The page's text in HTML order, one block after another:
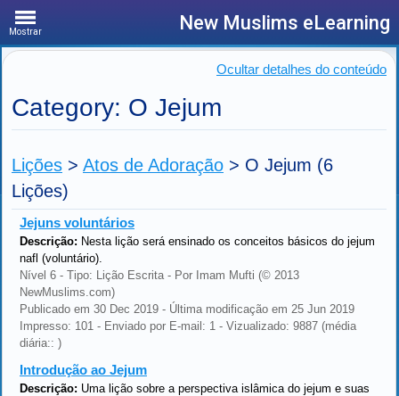
Mostrar New Muslims eLearning
Ocultar detalhes do conteúdo
Category: O Jejum
Lições > Atos de Adoração > O Jejum (6
Lições)
Jejuns voluntários
Descrição: Nesta lição será ensinado os conceitos básicos do jejum
nafl (voluntário).
Nível 6 - Tipo: Lição Escrita - Por Imam Mufti (© 2013
NewMuslims.com)
Publicado em 30 Dec 2019 - Última modificação em 25 Jun 2019
Impresso: 101 - Enviado por E-mail: 1 - Vizualizado: 9887 (média
diária:: )
Introdução ao Jejum
Descrição: Uma lição sobre a perspectiva islâmica do jejum e suas